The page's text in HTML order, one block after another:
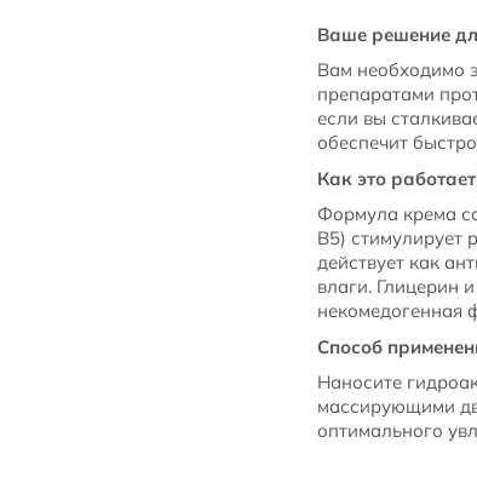
Ваше решение
Вам необходимо
препаратами
если вы
обеспечит
Как это
Формула крема
В5) стимулирует
действует как
влаги. Глицерин
некомедогенная
Способ
Наносите
массирующими
оптимального